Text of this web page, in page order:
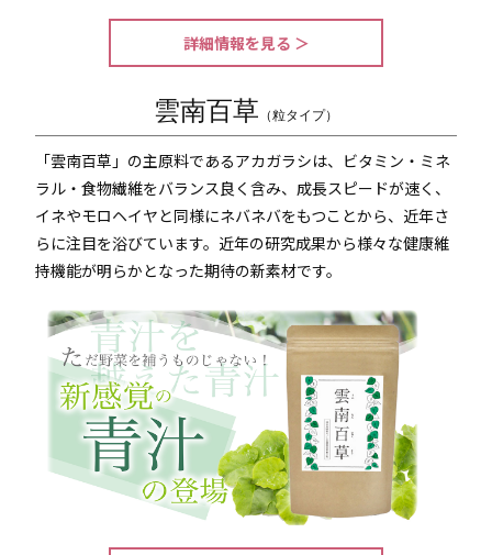
詳細情報を見る ＞
雲南百草 （粒タイプ）
「雲南百草」の主原料であるアカガラシは、ビタミン・ミネ
ラル・食物繊維をバランス良く含み、成長スピードが速く、
イネやモロヘイヤと同様にネバネバをもつことから、近年さ
らに注目を浴びています。近年の研究成果から様々な健康維
持機能が明らかとなった期待の新素材です。